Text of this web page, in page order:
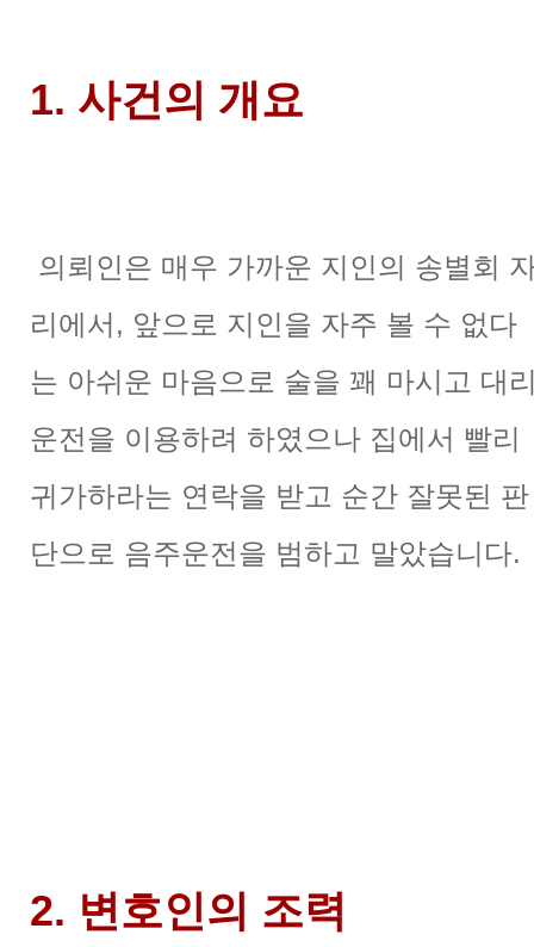
1. 사건의 개요
의뢰인은 매우 가까운 지인의 송별회
리에서, 앞으로 지인을 자주 볼 수 없다
는 아쉬운 마음으로 술을 꽤 마시고 대
운전을 이용하려 하였으나 집에서 빨리
귀가하라는 연락을 받고 순간 잘못된 판
단으로 음주운전을 범하고 말았습니다.
2. 변호인의 조력